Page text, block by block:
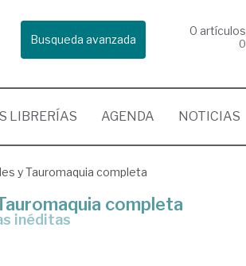
Busqueda avanzada
0 artículos
0
LIBRERÍAS AGENDA NOTICIAS
y Tauromaquia completa
completa
inéditas